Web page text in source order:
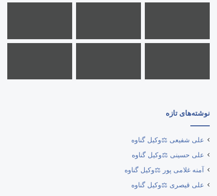
نوشته‌های تازه
علی شفیعی ⚖️وکیل گناوه
علی حسینی ⚖️وکیل گناوه
آمنه غلامی پور ⚖️وکیل گناوه
علی قیصری ⚖️وکیل گناوه